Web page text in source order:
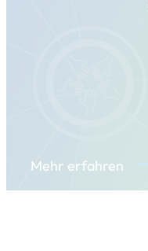
Mehr erfahren